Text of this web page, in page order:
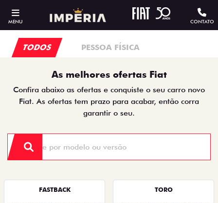
MENU CONTATO
TODOS PESSOA FÍSICA
As melhores ofertas Fiat
Confira abaixo as ofertas e conquiste o seu carro novo
Fiat. As ofertas tem prazo para acabar, então corra
garantir o seu.
FASTBACK TORO